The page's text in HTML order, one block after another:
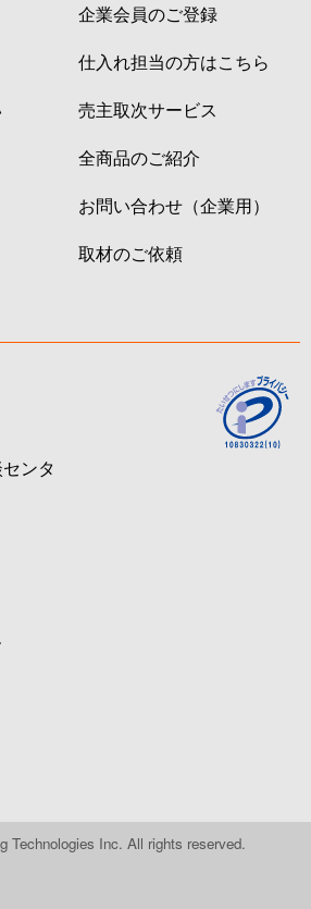
企業会員のご登録
仕入れ担当の方はこちら
売主取次サービス
全商品のご紹介
お問い合わせ（企業用）
取材のご依頼
ンタ
Technologies Inc. All rights reserved.